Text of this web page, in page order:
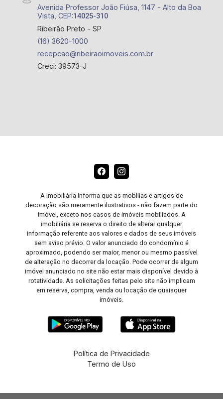
Avenida Professor João Fiúsa, 1147 - Alto da Boa
Vista, CEP:14025-310
Ribeirão Preto - SP
(16) 3620-1000
recepcao@ribeiraoimoveis.com.br
Creci: 39573-J
A Imobiliária informa que as mobílias e artigos de
decoração são meramente ilustrativos - não fazem parte do
imóvel, exceto nos casos de imóveis mobiliados. A
imobiliária se reserva o direito de alterar qualquer
informação referente aos valores e dados de seus imóveis
sem aviso prévio. O valor anunciado do condomínio é
aproximado, podendo ser maior, menor ou mesmo passível
de alteração no decorrer da locação. Pode ocorrer de algum
imóvel anunciado no site não estar mais disponível devido à
rotatividade. As solicitações feitas pelo site não implicam
em reserva, compra, venda ou locação de quaisquer
imóveis.
Política de Privacidade
Termo de Uso